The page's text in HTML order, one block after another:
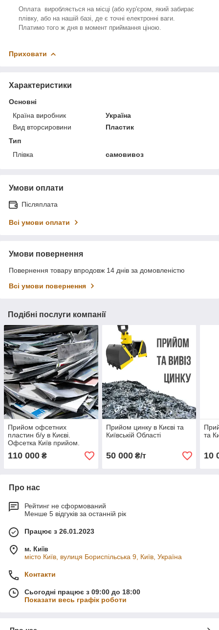
Оплата виробляється на місці (або кур'єром, який забирає
плівку, або на нашій базі, де є точні електронні ваги.
Платимо того ж дня в момент приймання ціною.
Приховати
Характеристики
Основні
Країна виробник
Україна
Вид вторсировини
Пластик
Тип
Плівка
самовивоз
Умови оплати
Післяплата
Всі умови оплати
Умови повернення
Повернення товару впродовж 14 днів за домовленістю
Всі умови повернення
Подібні послуги компанії
Прийом офсетних
пластин б/у в Києві.
Офсетка Київ прийом.
Куплю відпрацьований
офсет
110 000 ₴
Прийом цинку в Києві та
Київській Області
50 000₴/т
та
10
Про нас
Рейтинг не сформований
Менше 5 відгуків за останній рік
Працює з 26.01.2023
м. Київ
місто Київ, вулиця Бориспільська 9, Київ, Україна
Контакти
Сьогодні працює з 09:00 до 18:00
Показати весь графік роботи